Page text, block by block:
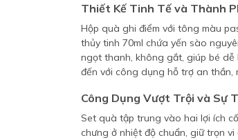
Thiết Kế Tinh Tế và Thành
Hộp quà ghi điểm với tông màu
thủy tinh 70ml chứa yến sào
ngọt thanh, không gắt, giúp bé
đến với công dụng hỗ trợ an thần,
Công Dụng Vượt Trội và Sự
Set quà tập trung vào hai lợi ích
chưng ở nhiệt độ chuẩn, giữ trọn